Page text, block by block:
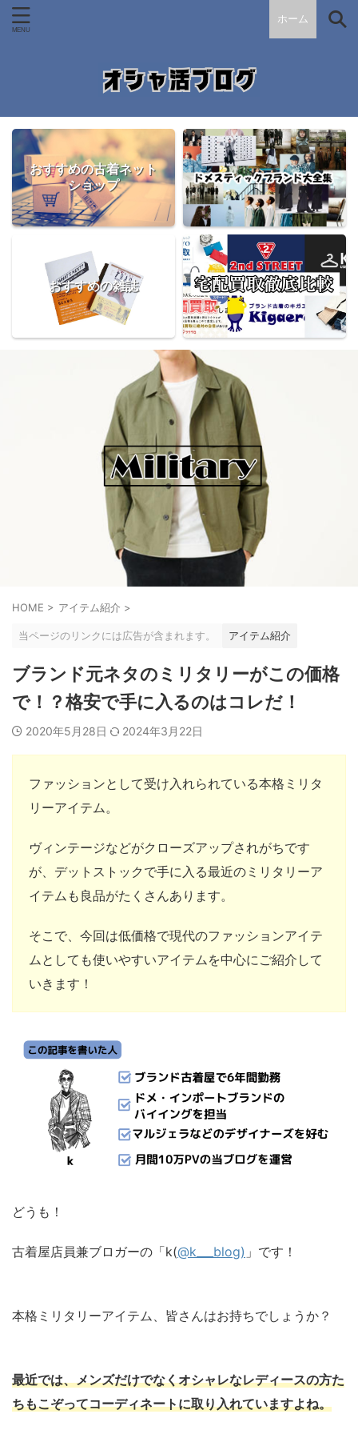
ホーム
おすすめの古着ネット
ショップ
おすすめの雑誌
HOME > アイテム紹介 >
当ページのリンクには広告が含まれます。 アイテム紹介
ブランド元ネタのミリタリーがこの価格
で！？格安で手に入るのはコレだ！
2020年5月28日 2024年3月22日
ファッションとして受け入れられている本格ミリタ
リーアイテム。
ヴィンテージなどがクローズアップされがちです
が、デットストックで手に入る最近のミリタリーア
イテムも良品がたくさんあります。
そこで、今回は低価格で現代のファッションアイテ
ムとしても使いやすいアイテムを中心にご紹介して
いきます！
どうも！
古着屋店員兼ブロガーの「k(@k___blog) 」です！
本格ミリタリーアイテム、皆さんはお持ちでしょうか？
最近では、メンズだけでなくオシャレなレディースの方た
ちもこぞってコーディネートに取り入れていますよね。